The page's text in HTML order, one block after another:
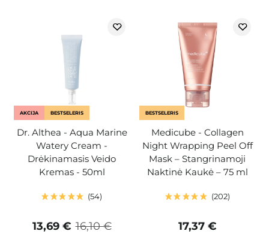
AKCIJA BESTSELERIS
Dr. Althea - Aqua Marine
Watery Cream -
Drėkinamasis Veido
Kremas - 50ml
54
16,10 €
13,69 €
BESTSELERIS
Medicube - Collagen
Night Wrapping Peel Off
Mask – Stangrinamoji
Naktinė Kaukė – 75 ml
202
17,37 €